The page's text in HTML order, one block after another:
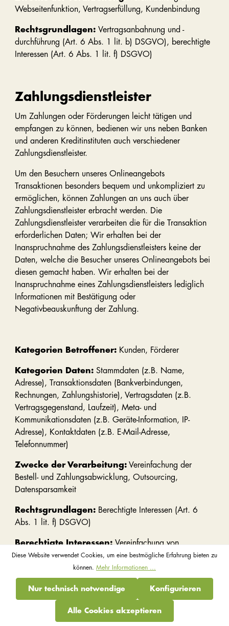
Webseitenfunktion, Vertragserfüllung, Kundenbindung
Rechtsgrundlagen: Vertragsanbahnung und -
durchführung (Art. 6 Abs. 1 lit. b) DSGVO), berechtigte
Interessen (Art. 6 Abs. 1 lit. f) DSGVO)
Zahlungsdienstleister
Um Zahlungen oder Förderungen leicht tätigen und
empfangen zu können, bedienen wir uns neben Banken
und anderen Kreditinstituten auch verschiedener
Zahlungsdienstleister.
Um den Besuchern unseres Onlineangebots
Transaktionen besonders bequem und unkompliziert zu
ermöglichen, können Zahlungen an uns auch über
Zahlungsdienstleister erbracht werden. Die
Zahlungsdienstleister verarbeiten die für die Transaktion
erforderlichen Daten; Wir erhalten bei der
Inanspruchnahme des Zahlungsdienstleisters keine der
Daten, welche die Besucher unseres Onlineangebots bei
diesen gemacht haben. Wir erhalten bei der
Inanspruchnahme eines Zahlungsdienstleisters lediglich
Informationen mit Bestätigung oder
Negativbeauskunftung der Zahlung.
Kategorien Betroffener:Kunden, Förderer
Kategorien Daten: Stammdaten (z.B. Name,
Adresse), Transaktionsdaten (Bankverbindungen,
Rechnungen, Zahlungshistorie), Vertragsdaten (z.B.
Vertragsgegenstand, Laufzeit), Meta- und
Kommunikationsdaten (z.B. Geräte-Information, IP-
Adresse), Kontaktdaten (z.B. E-Mail-Adresse,
Telefonnummer)
Zwecke der Verarbeitung:Vereinfachung der
Bestell- und Zahlungsabwicklung, Outsourcing,
Datensparsamkeit
Rechtsgrundlagen:Berechtigte Interessen (Art. 6
Abs. 1 lit. f) DSGVO)
Berechtigte Interessen: Vereinfachung von
Arbeitsabläufen, ressourceneffiziente Erfüllung,
Marktforschung, Servicedienstleistung
Mastercard
Diese Website verwendet Cookies, um eine bestmögliche Erfahrung bieten zu
können. Mehr Informationen ...
Nur technisch notwendige Konfigurieren
Alle Cookies akzeptieren